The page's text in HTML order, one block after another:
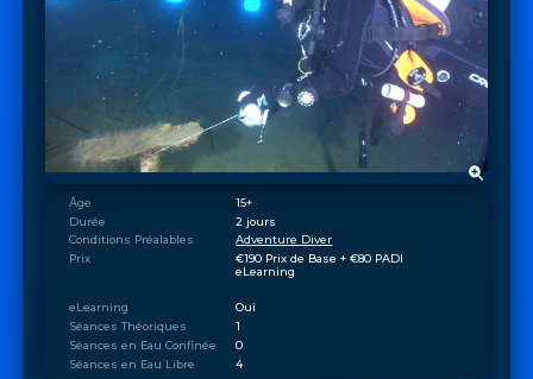
Âge
15+
Durée
2 jours
Conditions Préalables
Adventure Diver
Prix
€190 Prix de Base + €80 PADI
eLearning
eLearning
Oui
Séances Théoriques
1
Séances en Eau Confinée
0
Séances en Eau Libre
4